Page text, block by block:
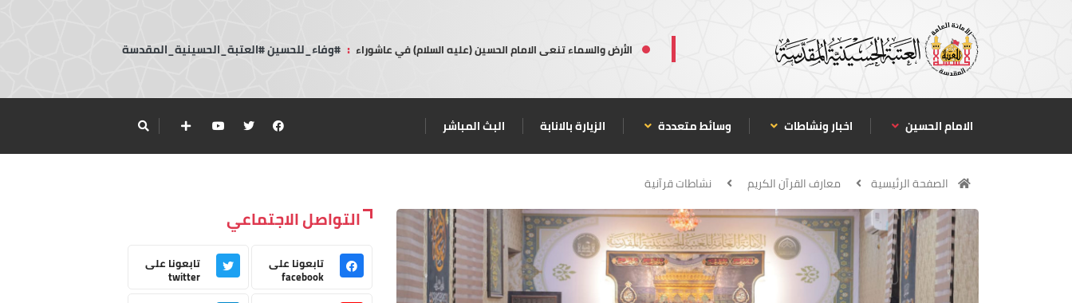
الأرض والسماء تنعى الامام الحسين (عليه السلام) في عاشوراء : #وفاء_للحسين #العتبة_الحسينية_المقدسة
الامام الحسين اخبار ونشاطات وسائط متعددة الزيارة بالانابة البث المباشر
الصفحة الرئيسية معارف القرآن الكريم نشاطات قرآنية
التواصل الاجتماعي
تابعونا على
facebook
تابعونا على
twitter